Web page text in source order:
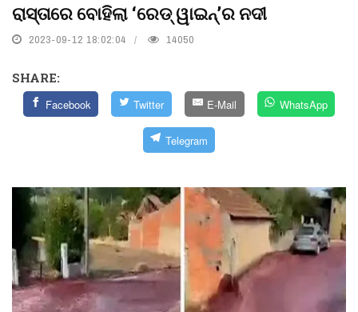
ରାସ୍ତାରେ ବୋହିଲା ‘ରେଡ୍ ୱାଇନ୍‌’ର ନଦୀ
2023-09-12 18:02:04 14050
SHARE:
Facebook Twitter E-Mail WhatsApp
Telegram